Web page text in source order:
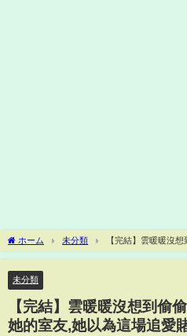
ホーム 未分類
【完結】雲暖暖沒
以為這場追愛賭約只是自我放飛，沒想到卻意
未分類
【完結】雲暖暖沒想到偷
她的室友,她以為這場追愛